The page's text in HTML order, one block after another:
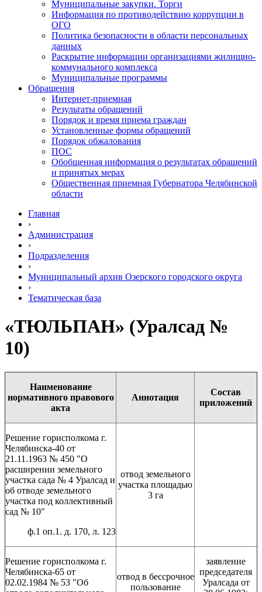
Муниципальные закупки. Торги
Информация по противодействию коррупции в
ОГО
Политика безопасности в области персональных
данных
Раскрытие информации организациями жилищно-
коммунального комплекса
Муниципальные программы
Обращения
Интернет-приемная
Результаты обращений
Порядок и время приема граждан
Установленные формы обращений
Порядок обжалования
ПОС
Обобщенная информация о результатах обращений
и принятых мерах
Общественная приемная Губернатора Челябинской
области
Главная
›
Администрация
›
Подразделения
›
Муниципальный архив Озерского городского округа
›
Тематическая база
«ТЮЛЬПАН» (Уралсад №
10)
Наименование
нормативного правового
акта
Аннотация
Состав
приложений
Решение горисполкома г.
Челябинска-40 от
21.11.1963 № 450 "О
расширении земельного
участка сада № 4 Уралсад и
об отводе земельного
участка под коллективный
сад № 10"
ф.1 оп.1. д. 170, л. 123
отвод земельного
участка площадью
3 га
Решение горисполкома г.
Челябинска-65 от
02.02.1984 № 53 "Об
отвод в бессрочное
пользование
заявление
председателя
Уралсада от